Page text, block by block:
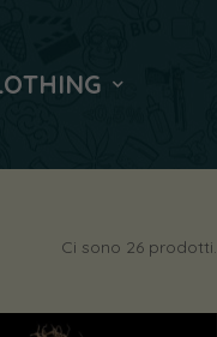
Ci sono 26 prodotti.